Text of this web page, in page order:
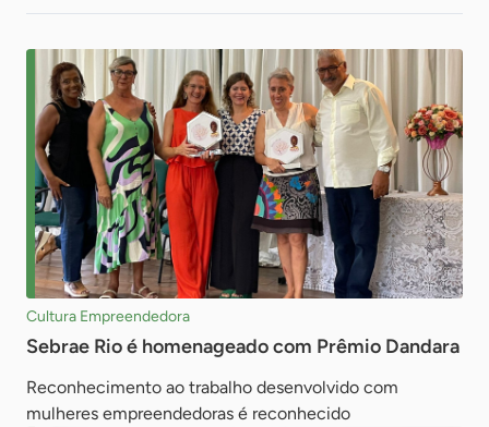
Cultura Empreendedora
Sebrae Rio é homenageado com Prêmio Dandara
Reconhecimento ao trabalho desenvolvido com
mulheres empreendedoras é reconhecido